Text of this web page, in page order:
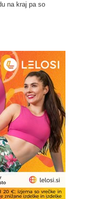
na kraj pa so